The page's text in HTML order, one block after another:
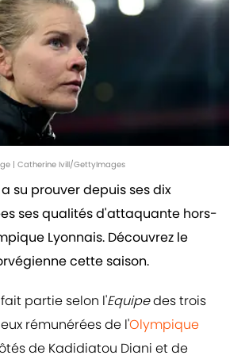
| Catherine Ivill/GettyImages
su prouver depuis ses dix
ses qualités d'attaquante hors-
Lyonnais. Découvrez le
cette saison.
partie selon l'Equipedes trois
rémunérées de l'Olympique
de Kadidiatou Diani et de